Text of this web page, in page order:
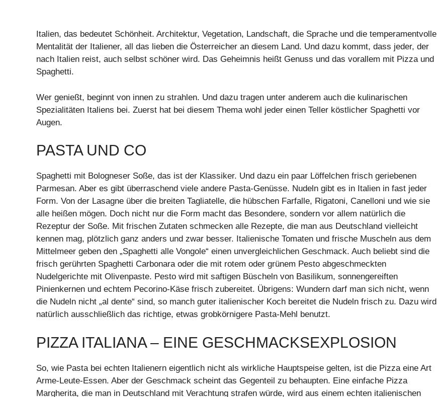
Italien, das bedeutet Schönheit. Architektur, Vegetation, Landschaft, die Sprache und die temperamentvolle
Mentalität der Italiener, all das lieben die Österreicher an diesem Land. Und dazu kommt, dass jeder, der
nach Italien reist, auch selbst schöner wird. Das Geheimnis heißt Genuss und das vorallem mit Pizza und
Spaghetti.
Wer genießt, beginnt von innen zu strahlen. Und dazu tragen unter anderem auch die kulinarischen
Spezialitäten Italiens bei. Zuerst hat bei diesem Thema wohl jeder einen Teller köstlicher Spaghetti vor
Augen.
PASTA UND CO
Spaghetti mit Bologneser Soße, das ist der Klassiker. Und dazu ein paar Löffelchen frisch geriebenen
Parmesan. Aber es gibt überraschend viele andere Pasta-Genüsse. Nudeln gibt es in Italien in fast jeder
Form. Von der Lasagne über die breiten Tagliatelle, die hübschen Farfalle, Rigatoni, Canelloni und wie sie
alle heißen mögen. Doch nicht nur die Form macht das Besondere, sondern vor allem natürlich die
Rezeptur der Soße. Mit frischen Zutaten schmecken alle Rezepte, die man aus Deutschland vielleicht
kennen mag, plötzlich ganz anders und zwar besser. Italienische Tomaten und frische Muscheln aus dem
Mittelmeer geben den „Spaghetti alle Vongole“ einen unvergleichlichen Geschmack. Auch beliebt sind die
frisch gerührten Spaghetti Carbonara oder die mit rotem oder grünem Pesto abgeschmeckten
Nudelgerichte mit Olivenpaste. Pesto wird mit saftigen Büscheln von Basilikum, sonnengereiften
Pinienkernen und echtem Pecorino-Käse frisch zubereitet. Übrigens: Wundern darf man sich nicht, wenn
die Nudeln nicht „al dente“ sind, so manch guter italienischer Koch bereitet die Nudeln frisch zu. Dazu wird
natürlich ausschließlich das richtige, etwas grobkörnigere Pasta-Mehl benutzt.
PIZZA ITALIANA – EINE GESCHMACKSEXPLOSION
So, wie Pasta bei echten Italienern eigentlich nicht als wirkliche Hauptspeise gelten, ist die Pizza eine Art
Arme-Leute-Essen. Aber der Geschmack scheint das Gegenteil zu behaupten. Eine einfache Pizza
Margherita, die man in Deutschland mit Verachtung strafen würde, wird aus einem echten italienischen